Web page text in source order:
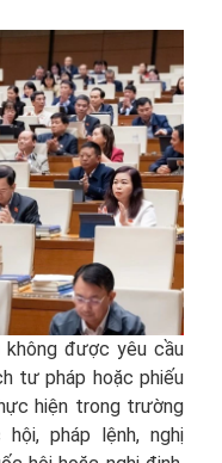
không được yêu cầu
tư pháp hoặc phiếu
hiện trong trường
pháp lệnh, nghị